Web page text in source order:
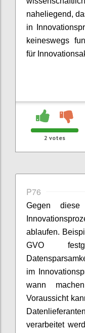
naheliegend,
in
keineswegs
für
2 votes
P76
Gegen
ablaufen.
GVO
im
wann
Voraussicht
verarbeitet